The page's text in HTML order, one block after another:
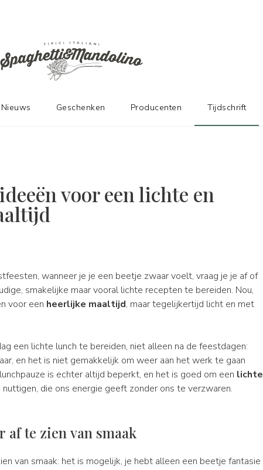
voor een lichte en
wanneer je je een beetje zwaar voelt, vraag je je af of
smakelijke maar vooral lichte recepten te bereiden. Nou,
voor een heerlijke maaltijd, maar tegelijkertijd licht en met
een lichte lunch te bereiden, niet alleen na de feestdagen:
en het is niet gemakkelijk om weer aan het werk te gaan
is echter altijd beperkt, en het is goed om een lichte
die ons energie geeft zonder ons te verzwaren.
te zien van smaak
van smaak: het is mogelijk, je hebt alleen een beetje fantasie
Nieuws Geschenken Producenten Tijdschrift